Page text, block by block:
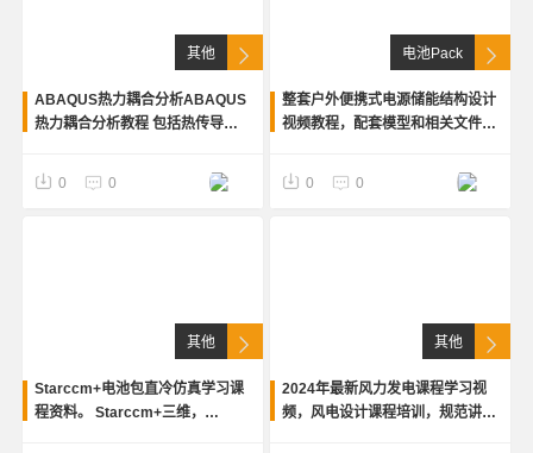
其他
ABAQUS热力耦合分析ABAQUS
热力耦合分析教程 包括热传导、
多年经验的总结，适合做热力耦合
的朋友和ansa爱好者
0 0 Zzz
电池Pack
整套户外便携式电源储能结构设计
视频教程，配套模型和相关文件资
合户外移动便携式电源设计者参考
学习！
0 0
其他
Starccm+电池包直冷仿真学习课
程资料。 Starccm+三维，
其他
2024年最新风力发电课程学习视
频，风电设计课程培训，规范讲